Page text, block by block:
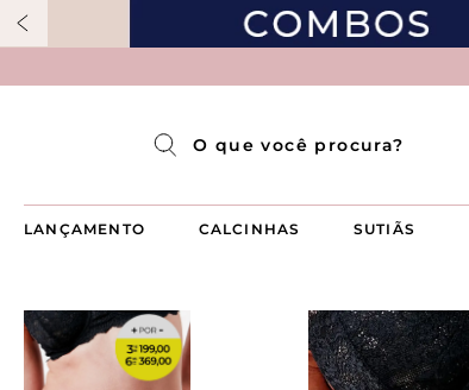
LANÇAMENTO CALCINHAS SUTIÃS
Pijama Longo Americado Aberto Luma
Pijama Capri Aberto
Pijama Curto Aberto